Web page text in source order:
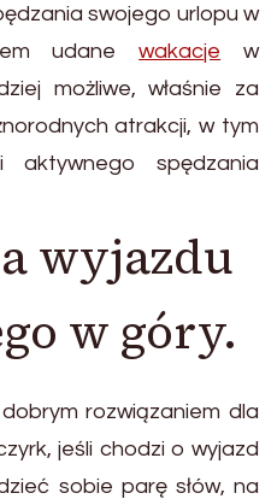
swojego urlopu w
udanewakacje w
możliwe, właśnie za
atrakcji, w tym
aktywnego spędzania
wyjazdu
w góry.
rozwiązaniem dla
jeśli chodzi o wyjazd
sobie parę słów, na